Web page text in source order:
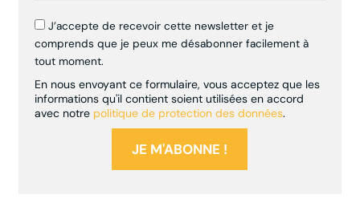
J’accepte de recevoir cette newsletter et je
comprends que je peux me désabonner facilement à
tout moment.
En nous envoyant ce formulaire, vous acceptez que les
informations qu'il contient soient utilisées en accord
avec notre politique de protection des données.